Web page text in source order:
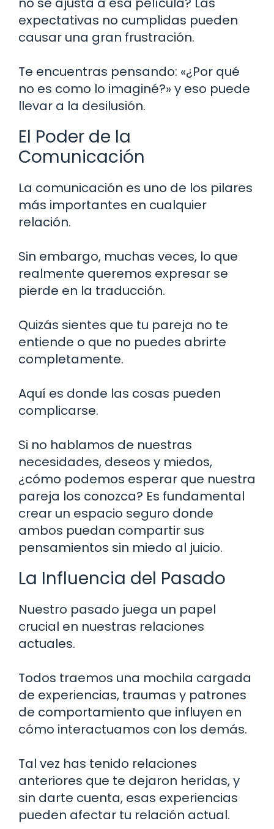
expectativas no cumplidas pueden
causar una gran frustración.
Te encuentras pensando: «¿Por qué
no es como lo imaginé?» y eso puede
llevar a la desilusión.
El Poder de la
Comunicación
La comunicación es uno de los pilares
más importantes en cualquier
relación.
Sin embargo, muchas veces, lo que
realmente queremos expresar se
pierde en la traducción.
Quizás sientes que tu pareja no te
entiende o que no puedes abrirte
completamente.
Aquí es donde las cosas pueden
complicarse.
Si no hablamos de nuestras
necesidades, deseos y miedos,
¿cómo podemos esperar que nuestra
pareja los conozca? Es fundamental
crear un espacio seguro donde
ambos puedan compartir sus
pensamientos sin miedo al juicio.
La Influencia del Pasado
Nuestro pasado juega un papel
crucial en nuestras relaciones
actuales.
Todos traemos una mochila cargada
de experiencias, traumas y patrones
de comportamiento que influyen en
cómo interactuamos con los demás.
Tal vez has tenido relaciones
anteriores que te dejaron heridas, y
sin darte cuenta, esas experiencias
pueden afectar tu relación actual.